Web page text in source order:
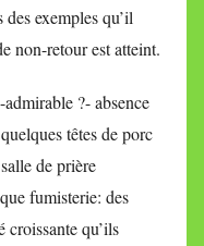
exemples qu’il
non-retour est atteint.
?- absence
têtes de porc
de prière
fumisterie: des
croissante qu’ils